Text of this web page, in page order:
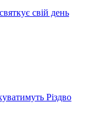
свій день
Різдво